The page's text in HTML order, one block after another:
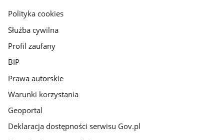
gov.pl
Polityka cookies
Służba cywilna
Profil zaufany
BIP
Prawa autorskie
Warunki korzystania
Geoportal
Deklaracja dostępności serwisu Gov.pl